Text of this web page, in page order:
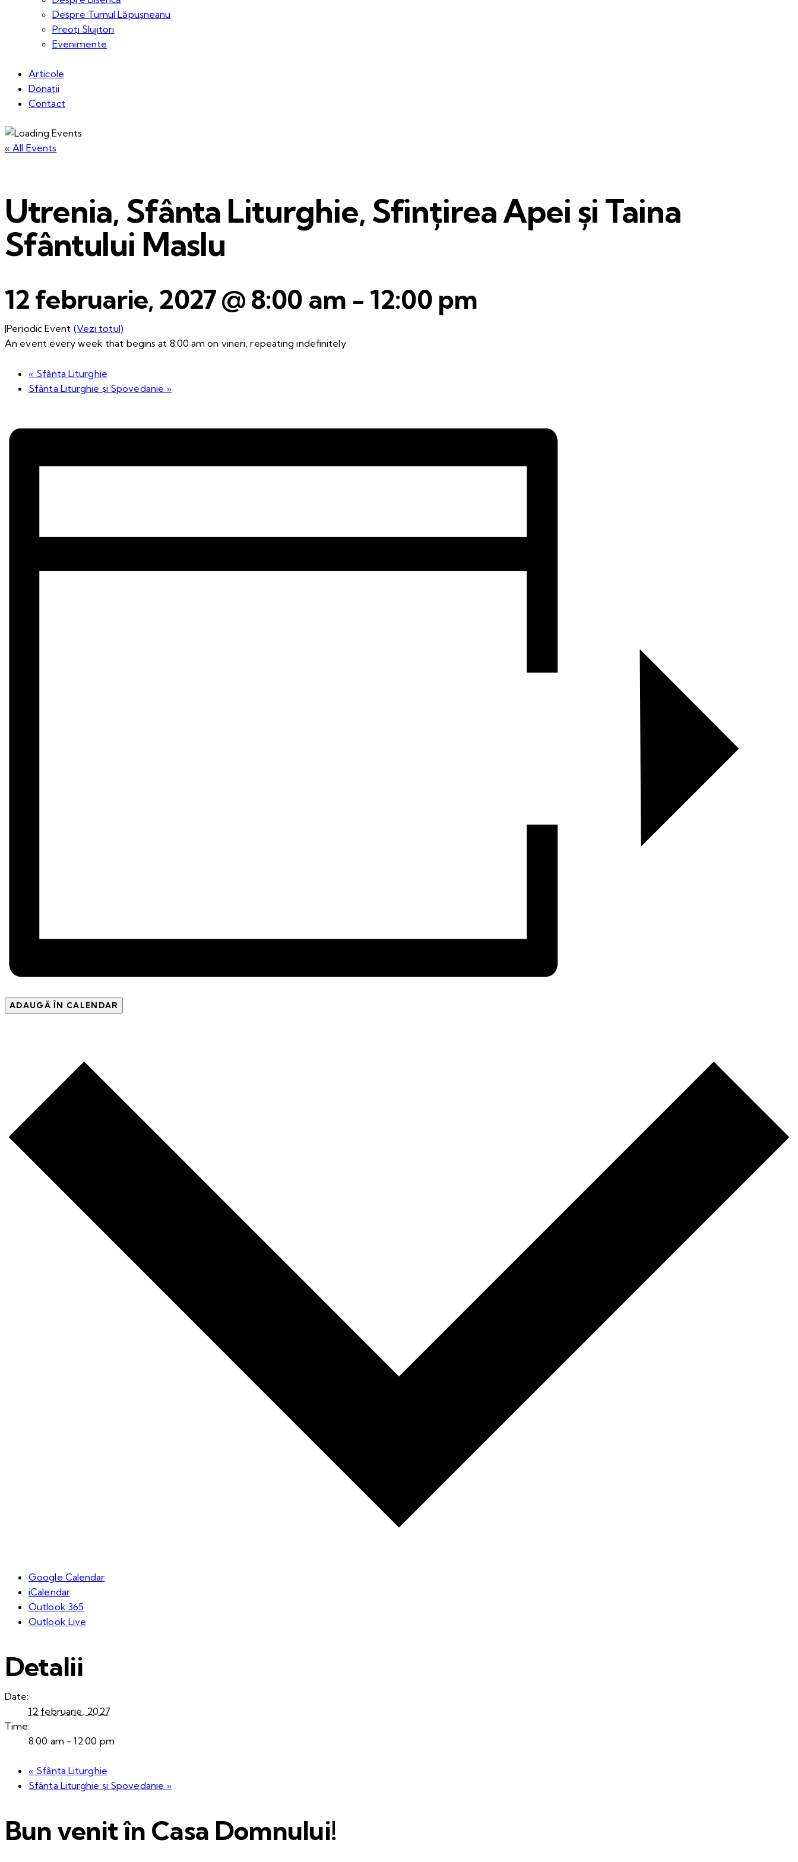
Despre Turnul Lăpușneanu
Preoți Slujitori
Evenimente
Articole
Donații
Contact
« All Events
Utrenia, Sfânta Liturghie, Sfințirea Apei și Taina
Sfântului Maslu
12 februarie, 2027 @ 8:00 am -12:00 pm
|Periodic Event (Vezi totul)
An event every week that begins at 8:00 am on vineri, repeating indefinitely
« Sfânta Liturghie
Sfânta Liturghie și Spovedanie »
ADAUGĂ ÎN CALENDAR
Google Calendar
iCalendar
Outlook 365
Outlook Live
Detalii
Date:
12 februarie, 2027
Time:
8:00 am - 12:00 pm
« Sfânta Liturghie
Sfânta Liturghie și Spovedanie »
Bun venit în Casa Domnului!